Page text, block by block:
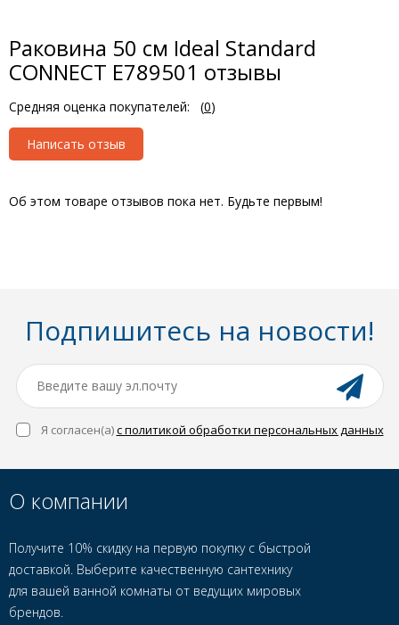
Раковина 50 см Ideal Standard
CONNECT E789501 отзывы
Средняя оценка покупателей: (0)
Написать отзыв
Об этом товаре отзывов пока нет. Будьте первым!
Подпишитесь на новости!
Я согласен(a)с политикой обработки персональных данных
О компании
Получите 10% скидку на первую покупку с быстрой
доставкой. Выберите качественную сантехнику
для вашей ванной комнаты от ведущих мировых
брендов.